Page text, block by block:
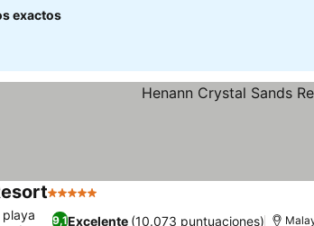
exactos
5 Estrellas
9,1Excelente (10.073 puntuaciones)